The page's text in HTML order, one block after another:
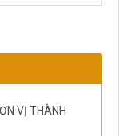
VỊ THÀNH